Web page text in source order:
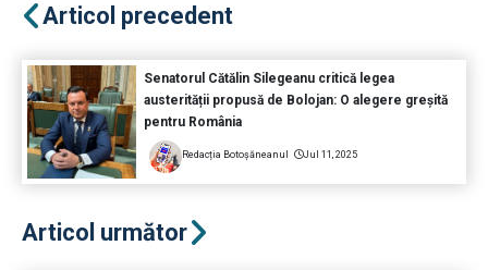
Articol precedent
Senatorul Cătălin Silegeanu critică legea
austerității propusă de Bolojan: O alegere greșită
pentru România
Redacția Botoșăneanul Jul 11, 2025
Articol următor